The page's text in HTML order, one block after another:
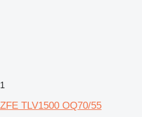
1
ZFE TLV1500 OQ70/55